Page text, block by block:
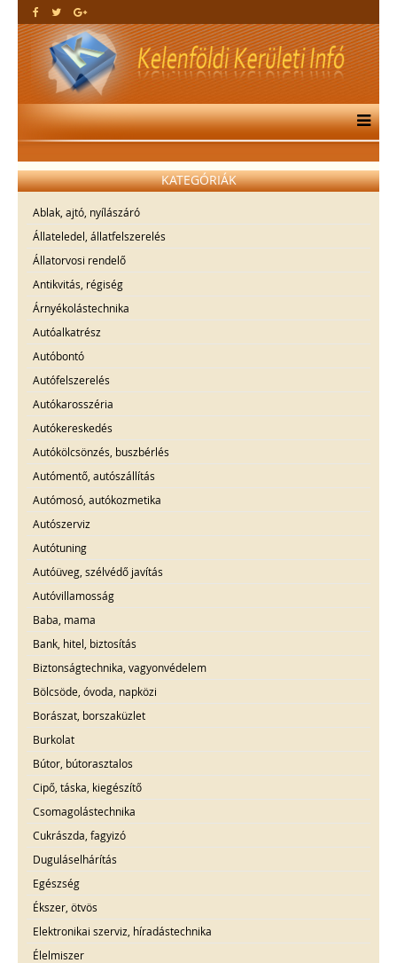
KATEGÓRIÁK
Ablak, ajtó, nyílászáró
Állateledel, állatfelszerelés
Állatorvosi rendelő
Antikvitás, régiség
Árnyékolástechnika
Autóalkatrész
Autóbontó
Autófelszerelés
Autókarosszéria
Autókereskedés
Autókölcsönzés, buszbérlés
Autómentő, autószállítás
Autómosó, autókozmetika
Autószerviz
Autótuning
Autóüveg, szélvédő javítás
Autóvillamosság
Baba, mama
Bank, hitel, biztosítás
Biztonságtechnika, vagyonvédelem
Bölcsöde, óvoda, napközi
Borászat, borszaküzlet
Burkolat
Bútor, bútorasztalos
Cipő, táska, kiegészítő
Csomagolástechnika
Cukrászda, fagyizó
Duguláselhárítás
Egészség
Ékszer, ötvös
Elektronikai szerviz, híradástechnika
Élelmiszer